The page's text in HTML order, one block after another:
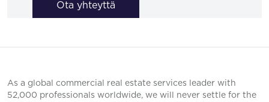
Ota yhteyttä
As a global commercial real estate services leader with
52,000 professionals worldwide, we will never settle for the